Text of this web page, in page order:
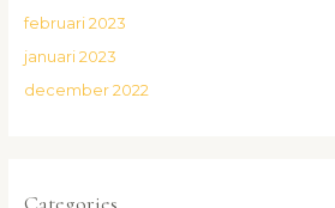
februari 2023
januari 2023
december 2022
Categories